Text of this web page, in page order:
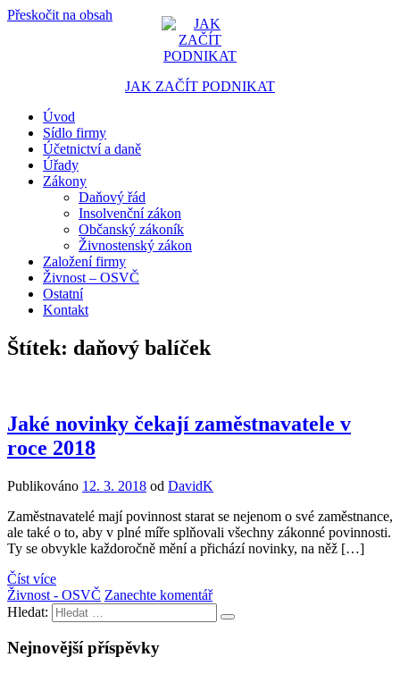
Přeskočit na obsah
JAK ZAČÍT PODNIKAT
Portál pro podnikatele
Úvod
Sídlo firmy
Účetnictví a daně
Úřady
Zákony
Daňový řád
Insolvenční zákon
Občanský zákoník
Živnostenský zákon
Založení firmy
Živnost – OSVČ
Ostatní
Kontakt
Štítek: daňový balíček
Jaké novinky čekají zaměstnavatele v
roce 2018
Publikováno 12. 3. 2018 od DavidK
Zaměstnavatelé mají povinnost starat se nejenom o své zaměstnance,
ale také o to, aby v plné míře splňovali všechny zákonné povinnosti.
Ty se obvykle každoročně mění a přichází novinky, na něž […]
Číst více
Živnost - OSVČ Zanechte komentář
Hledat:
Nejnovější příspěvky